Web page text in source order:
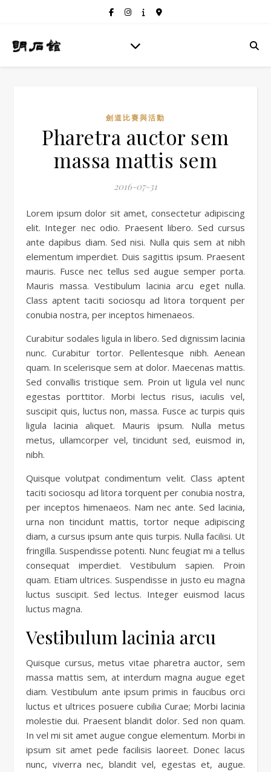
劍道比賽與活動
Pharetra auctor sem
massa mattis sem
2016-07-31
Lorem ipsum dolor sit amet, consectetur adipiscing
elit. Integer nec odio. Praesent libero. Sed cursus
ante dapibus diam. Sed nisi. Nulla quis sem at nibh
elementum imperdiet. Duis sagittis ipsum. Praesent
mauris. Fusce nec tellus sed augue semper porta.
Mauris massa. Vestibulum lacinia arcu eget nulla.
Class aptent taciti sociosqu ad litora torquent per
conubia nostra, per inceptos himenaeos.
Curabitur sodales ligula in libero. Sed dignissim lacinia
nunc. Curabitur tortor. Pellentesque nibh. Aenean
quam. In scelerisque sem at dolor. Maecenas mattis.
Sed convallis tristique sem. Proin ut ligula vel nunc
egestas porttitor. Morbi lectus risus, iaculis vel,
suscipit quis, luctus non, massa. Fusce ac turpis quis
ligula lacinia aliquet. Mauris ipsum. Nulla metus
metus, ullamcorper vel, tincidunt sed, euismod in,
nibh.
Quisque volutpat condimentum velit. Class aptent
taciti sociosqu ad litora torquent per conubia nostra,
per inceptos himenaeos. Nam nec ante. Sed lacinia,
urna non tincidunt mattis, tortor neque adipiscing
diam, a cursus ipsum ante quis turpis. Nulla facilisi. Ut
fringilla. Suspendisse potenti. Nunc feugiat mi a tellus
consequat imperdiet. Vestibulum sapien. Proin
quam. Etiam ultrices. Suspendisse in justo eu magna
luctus suscipit. Sed lectus. Integer euismod lacus
luctus magna.
Vestibulum lacinia arcu
Quisque cursus, metus vitae pharetra auctor, sem
massa mattis sem, at interdum magna augue eget
diam. Vestibulum ante ipsum primis in faucibus orci
luctus et ultrices posuere cubilia Curae; Morbi lacinia
molestie dui. Praesent blandit dolor. Sed non quam.
In vel mi sit amet augue congue elementum. Morbi in
ipsum sit amet pede facilisis laoreet. Donec lacus
nunc, viverra nec, blandit vel, egestas et, augue.